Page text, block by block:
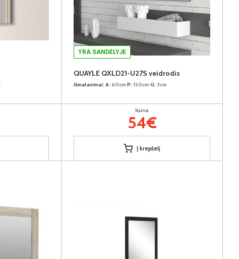
YRA SANDĖLYJE
QUAYLE QXLD21-U27S veidrodis
Išmatavimai: A: 60cm P: 150cm G: 3cm
Kaina:
54€
Į krepšelį